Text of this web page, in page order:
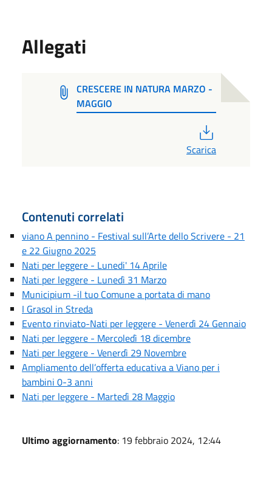
Allegati
CRESCERE IN NATURA MARZO -
MAGGIO
Scarica
Contenuti correlati
viano A pennino - Festival sull’Arte dello Scrivere - 21
e 22 Giugno 2025
Nati per leggere - Lunedi' 14 Aprile
Nati per leggere - Lunedì 31 Marzo
Municipium -il tuo Comune a portata di mano
I Grasol in Streda
Evento rinviato-Nati per leggere - Venerdì 24 Gennaio
Nati per leggere - Mercoledì 18 dicembre
Nati per leggere - Venerdì 29 Novembre
Ampliamento dell’offerta educativa a Viano per i
bambini 0-3 anni
Nati per leggere - Martedì 28 Maggio
Ultimo aggiornamento: 19 febbraio 2024, 12:44